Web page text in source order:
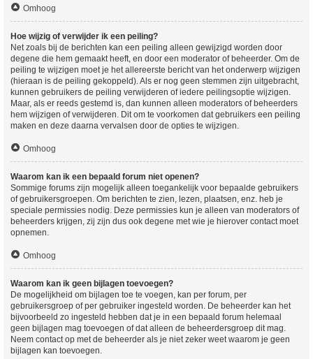
Omhoog
Hoe wijzig of verwijder ik een peiling?
Net zoals bij de berichten kan een peiling alleen gewijzigd worden door
degene die hem gemaakt heeft, en door een moderator of beheerder. Om de
peiling te wijzigen moet je het allereerste bericht van het onderwerp wijzigen
(hieraan is de peiling gekoppeld). Als er nog geen stemmen zijn uitgebracht,
kunnen gebruikers de peiling verwijderen of iedere peilingsoptie wijzigen.
Maar, als er reeds gestemd is, dan kunnen alleen moderators of beheerders
hem wijzigen of verwijderen. Dit om te voorkomen dat gebruikers een peiling
maken en deze daarna vervalsen door de opties te wijzigen.
Omhoog
Waarom kan ik een bepaald forum niet openen?
Sommige forums zijn mogelijk alleen toegankelijk voor bepaalde gebruikers
of gebruikersgroepen. Om berichten te zien, lezen, plaatsen, enz. heb je
speciale permissies nodig. Deze permissies kun je alleen van moderators of
beheerders krijgen, zij zijn dus ook degene met wie je hierover contact moet
opnemen.
Omhoog
Waarom kan ik geen bijlagen toevoegen?
De mogelijkheid om bijlagen toe te voegen, kan per forum, per
gebruikersgroep of per gebruiker ingesteld worden. De beheerder kan het
bijvoorbeeld zo ingesteld hebben dat je in een bepaald forum helemaal
geen bijlagen mag toevoegen of dat alleen de beheerdersgroep dit mag.
Neem contact op met de beheerder als je niet zeker weet waarom je geen
bijlagen kan toevoegen.